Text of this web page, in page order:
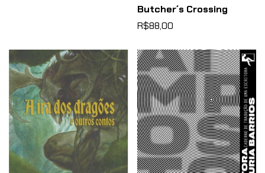
Butcher´s Crossing
R$88,00